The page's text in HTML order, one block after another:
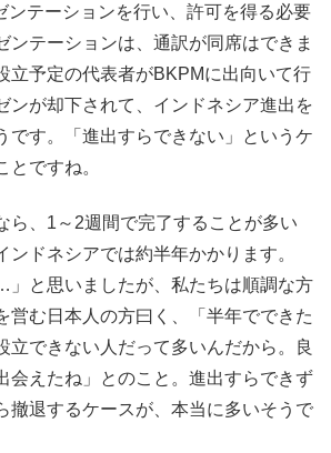
ンテーションを行い、許可を得る必要
ンテーションは、通訳が同席はできま
立予定の代表者がBKPMに出向いて行
ンが却下されて、インドネシア進出を
です。「進出すらできない」というケ
とですね。
ら、1～2週間で完了することが多い
ンドネシアでは約半年かかります。
」と思いましたが、私たちは順調な方
営む日本人の方曰く、「半年でできた
立できない人だって多いんだから。良
会えたね」とのこと。進出すらできず
撤退するケースが、本当に多いそうで